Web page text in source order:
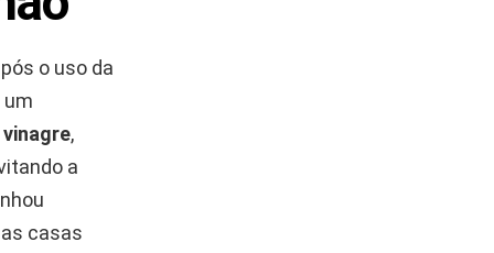
o uso da
vinagre,
a
casas